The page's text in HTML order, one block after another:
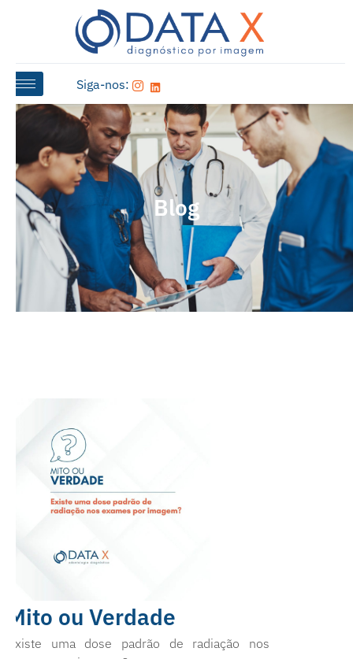
Siga-nos:
Blog
Mito ou Verdade
Existe uma dose padrão de radiação nos